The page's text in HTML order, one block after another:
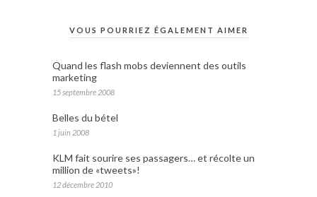
VOUS POURRIEZ ÉGALEMENT AIMER
Quand les flash mobs deviennent des outils
marketing
15 septembre 2008
Belles du bétel
1 juin 2008
KLM fait sourire ses passagers… et récolte un
million de «tweets»!
12 décembre 2010